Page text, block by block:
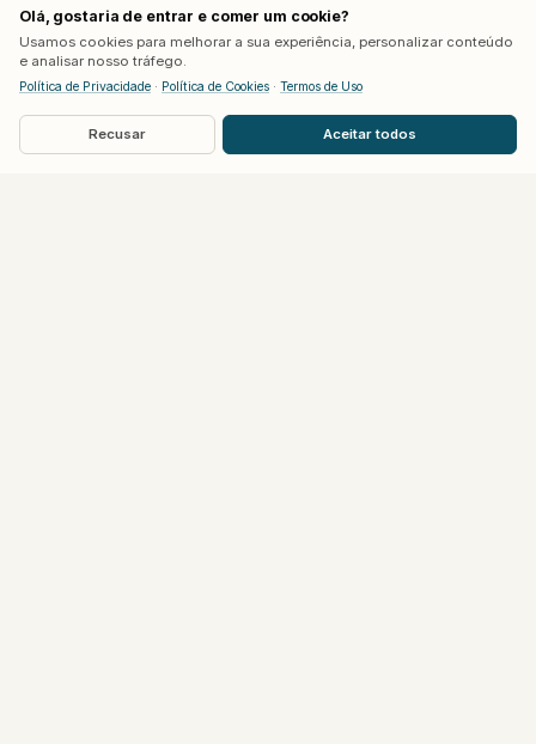
manifestações de carinho e apoio recebidas desde a
repercussão do caso. O texto não menciona a
delegacia o registro foi feito.
Olá, gostaria de entrar e comer um cookie?
Usamos cookies para melhorar a sua experiência, personalizar conteúdo
e analisar nosso tráfego.
Política de Privacidade · Política de Cookies · Termos de Uso
Recusar Aceitar todos